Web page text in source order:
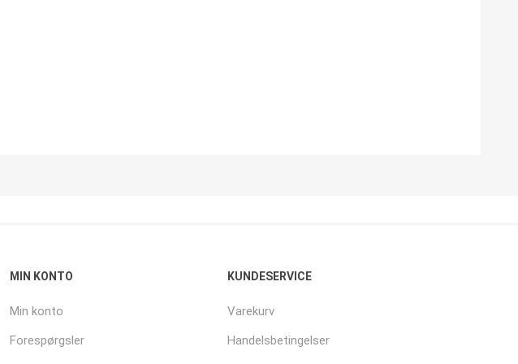
MIN KONTO
Min konto
Forespørgsler
KUNDESERVICE
Varekurv
Handelsbetingelser